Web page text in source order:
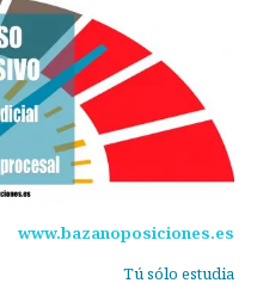
www.bazanoposiciones.es
Tú sólo estudia